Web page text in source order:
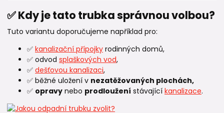
✅ Kdy je tato trubka správnou volbou?
Tuto variantu doporučujeme například pro:
✅ kanalizační přípojky rodinných domů,
✅ odvod splaškových vod,
✅ dešťovou kanalizaci,
✅ běžné uložení v nezatěžovaných plochách,
✅ opravy nebo prodloužení stávající kanalizace.